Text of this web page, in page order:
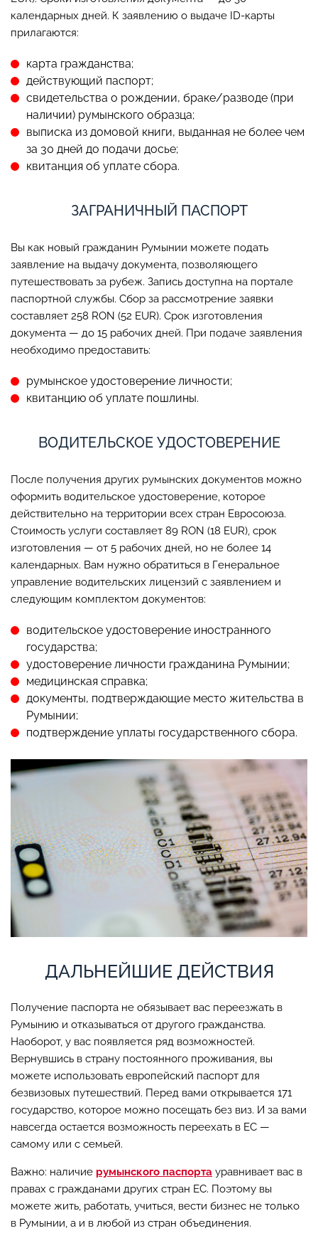
календарных дней. К заявлению о выдаче ID-карты
прилагаются:
карта гражданства;
действующий паспорт;
свидетельства о рождении, браке/разводе (при
наличии) румынского образца;
выписка из домовой книги, выданная не более чем
за 30 дней до подачи досье;
квитанция об уплате сбора.
ЗАГРАНИЧНЫЙ ПАСПОРТ
Вы как новый гражданин Румынии можете подать
заявление на выдачу документа, позволяющего
путешествовать за рубеж. Запись доступна на портале
паспортной службы. Сбор за рассмотрение заявки
составляет 258 RON (52 EUR). Срок изготовления
документа — до 15 рабочих дней. При подаче заявления
необходимо предоставить:
румынское удостоверение личности;
квитанцию об уплате пошлины.
ВОДИТЕЛЬСКОЕ УДОСТОВЕРЕНИЕ
После получения других румынских документов можно
оформить водительское удостоверение, которое
действительно на территории всех стран Евросоюза.
Стоимость услуги составляет 89 RON (18 EUR), срок
изготовления — от 5 рабочих дней, но не более 14
календарных. Вам нужно обратиться в Генеральное
управление водительских лицензий с заявлением и
следующим комплектом документов:
водительское удостоверение иностранного
государства;
удостоверение личности гражданина Румынии;
медицинская справка;
документы, подтверждающие место жительства в
Румынии;
подтверждение уплаты государственного сбора.
ДАЛЬНЕЙШИЕ ДЕЙСТВИЯ
Получение паспорта не обязывает вас переезжать в
Румынию и отказываться от другого гражданства.
Наоборот, у вас появляется ряд возможностей.
Вернувшись в страну постоянного проживания, вы
можете использовать европейский паспорт для
безвизовых путешествий. Перед вами открывается 171
государство, которое можно посещать без виз. И за вами
навсегда остается возможность переехать в ЕС —
самому или с семьей.
Важно: наличие румынского паспорта уравнивает вас в
правах с гражданами других стран ЕС. Поэтому вы
можете жить, работать, учиться, вести бизнес не только
в Румынии, а и в любой из стран объединения.